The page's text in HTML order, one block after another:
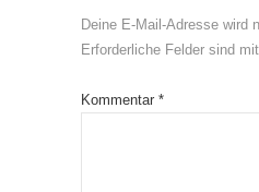
Deine E-Mail-Adresse wird
Erforderliche Felder sind mit
Kommentar *